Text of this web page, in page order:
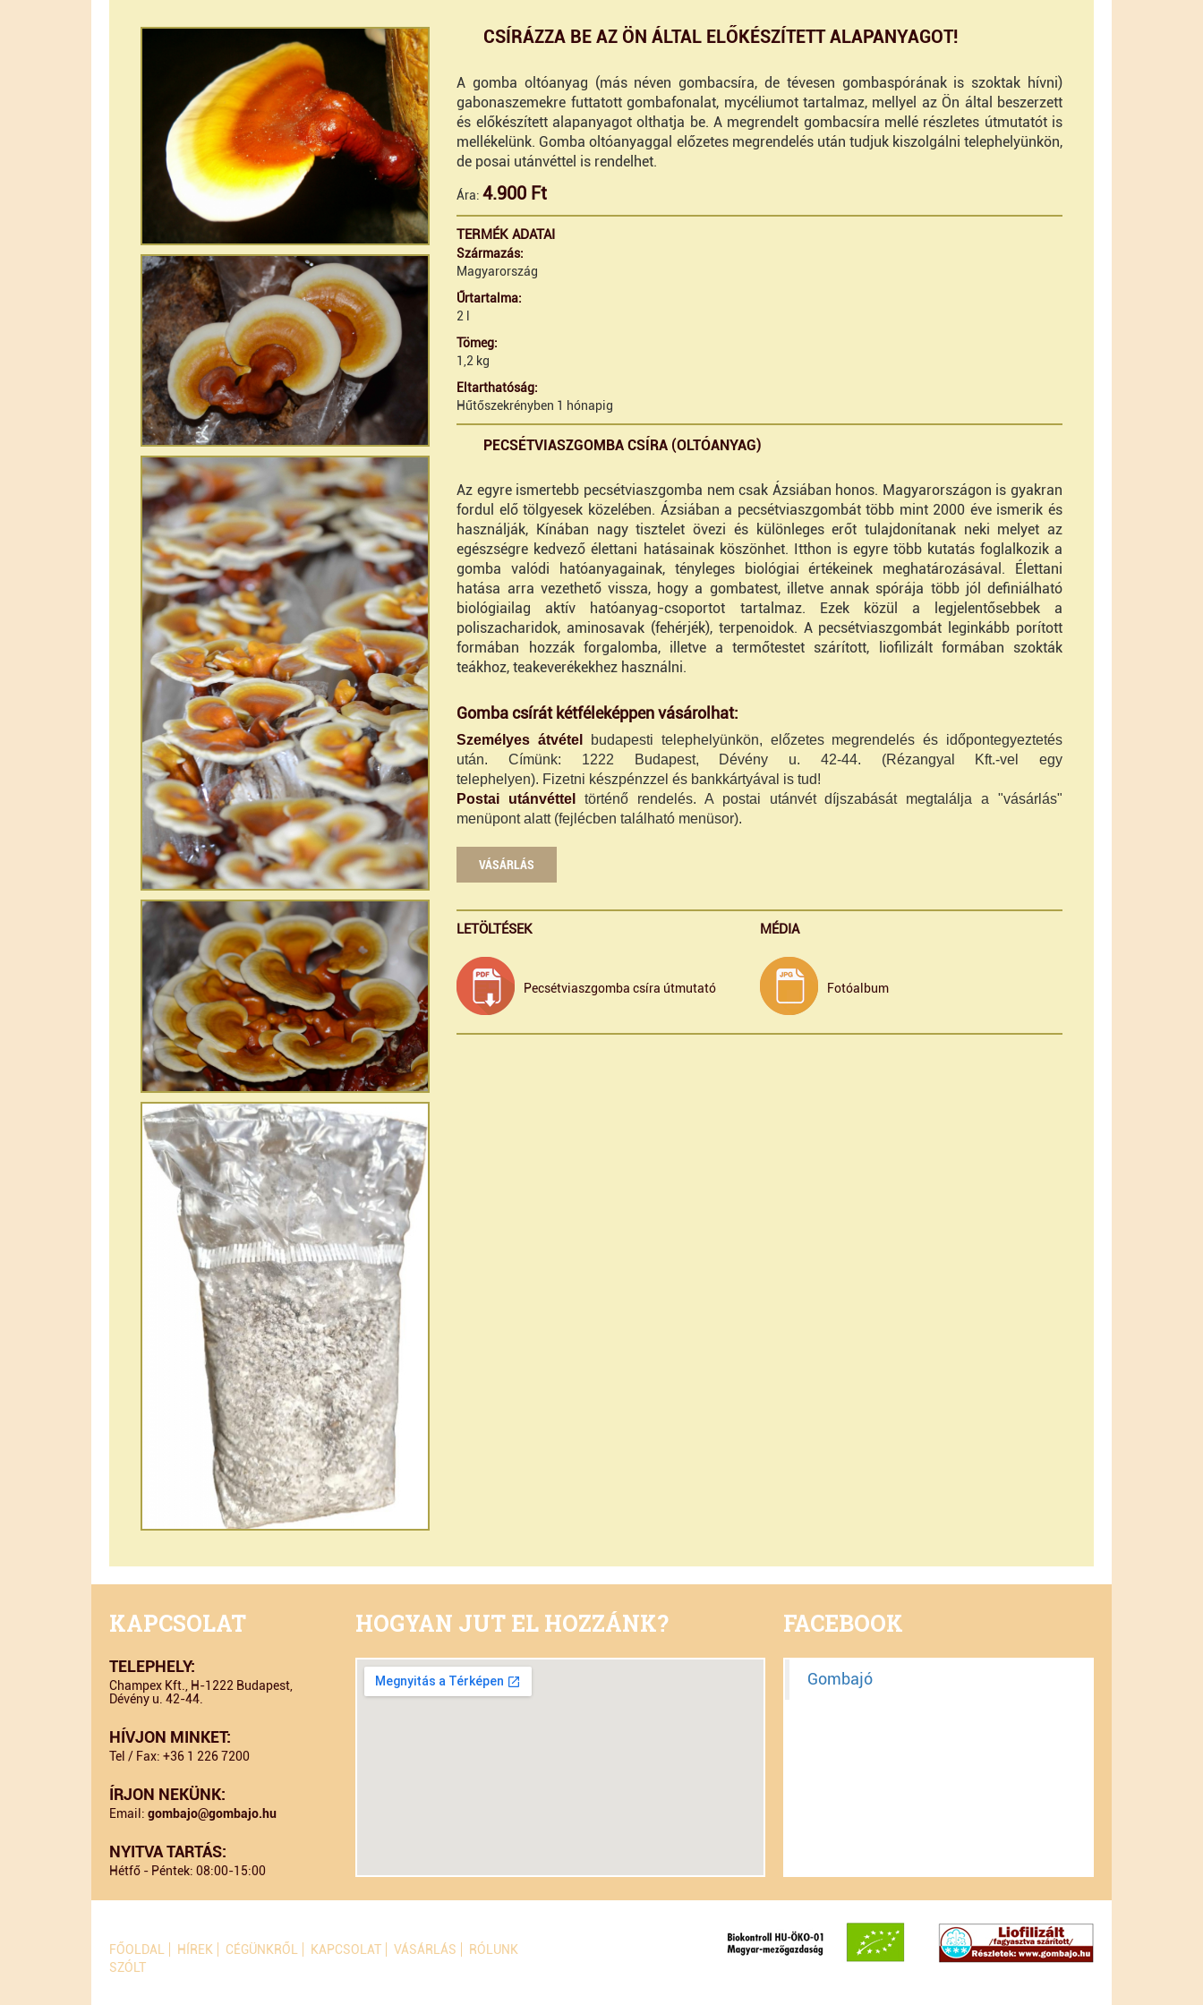
CSÍRÁZZA BE AZ ÖN ÁLTAL ELŐKÉSZÍTETT ALAPANYAGOT!
A gomba oltóanyag (más néven gombacsíra, de tévesen gombaspórának is szoktak hívni)
gabonaszemekre futtatott gombafonalat, mycéliumot tartalmaz, mellyel az Ön által beszerzett
és előkészített alapanyagot olthatja be. A megrendelt gombacsíra mellé részletes útmutatót is
mellékelünk. Gomba oltóanyaggal előzetes megrendelés után tudjuk kiszolgálni telephelyünkön,
de posai utánvéttel is rendelhet.
Ára:4.900 Ft
TERMÉK ADATAI
Származás:
Magyarország
Űrtartalma:
2 l
Tömeg:
1,2 kg
Eltarthatóság:
Hűtőszekrényben 1 hónapig
PECSÉTVIASZGOMBA CSÍRA (OLTÓANYAG)
Az egyre ismertebb pecsétviaszgomba nem csak Ázsiában honos. Magyarországon is gyakran
fordul elő tölgyesek közelében. Ázsiában a pecsétviaszgombát több mint 2000 éve ismerik és
használják, Kínában nagy tisztelet övezi és különleges erőt tulajdonítanak neki melyet az
egészségre kedvező élettani hatásainak köszönhet. Itthon is egyre több kutatás foglalkozik a
gomba valódi hatóanyagainak, tényleges biológiai értékeinek meghatározásával. Élettani
hatása arra vezethető vissza, hogy a gombatest, illetve annak spórája több jól definiálható
biológiailag aktív hatóanyag-csoportot tartalmaz. Ezek közül a legjelentősebbek a
poliszacharidok, aminosavak (fehérjék), terpenoidok. A pecsétviaszgombát leginkább porított
formában hozzák forgalomba, illetve a termőtestet szárított, liofilizált formában szokták
teákhoz, teakeverékekhez használni.
Gomba csírát kétféleképpen vásárolhat:
Személyes átvétel
budapesti telephelyünkön, előzetes megrendelés és időpontegyeztetés
után. Címünk: 1222 Budapest, Dévény u. 42-44. (Rézangyal Kft.-vel egy
telephelyen). Fizetni készpénzzel és bankkártyával is tud!
Postai utánvétteltörténő rendelés. A postai utánvét díjszabását megtalálja a "vásárlás"
menüpont alatt (fejlécben található menüsor).
VÁSÁRLÁS
LETÖLTÉSEK
Pecsétviaszgomba csíra útmutató
MÉDIA
Fotóalbum
KAPCSOLAT
TELEPHELY:
Champex Kft., H-1222 Budapest,
Dévény u. 42-44.
HÍVJON MINKET:
Tel / Fax: +36 1 226 7200
ÍRJON NEKÜNK:
Email: gombajo@gombajo.hu
NYITVA TARTÁS:
Hétfő - Péntek: 08:00-15:00
HOGYAN JUT EL HOZZÁNK? FACEBOOK
Gombajó
FŐOLDAL HÍREK CÉGÜNKRŐL KAPCSOLAT VÁSÁRLÁS
RÓLUNK
SZÓLT